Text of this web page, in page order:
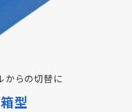
からの切替に
型